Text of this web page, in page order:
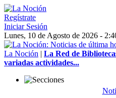
Regístrate
Iniciar Sesión
Lunes, 10 de Agosto de 2026 -
La Noción | La Red de
variadas actividades...